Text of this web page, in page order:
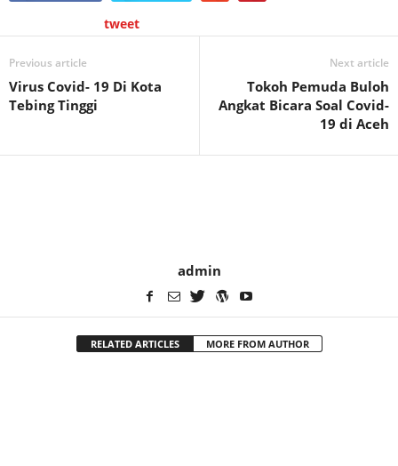
tweet
Previous article
Virus Covid- 19 Di Kota
Tebing Tinggi
Next article
Tokoh Pemuda Buloh
Angkat Bicara Soal Covid-
19 di Aceh
admin
RELATED ARTICLES MORE FROM AUTHOR